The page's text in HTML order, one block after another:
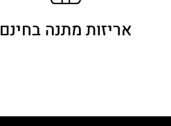
אריזות מתנה בחינם